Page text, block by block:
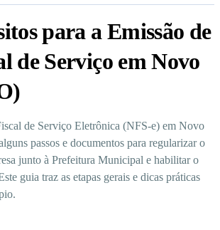
para a Emissão de
de Serviço em Novo
de Serviço Eletrônica (NFS-e) em Novo
passos e documentos para regularizar o
junto à Prefeitura Municipal e habilitar o
guia traz as etapas gerais e dicas práticas